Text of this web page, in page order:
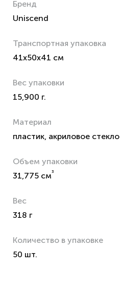
Бренд
Uniscend
Транспортная упаковка
41x50x41 см
Вес упаковки
15,900 г.
Материал
пластик, акриловое стекло
Объем упаковки
31,775 см³
Вес
318 г
Количество в упаковке
50 шт.